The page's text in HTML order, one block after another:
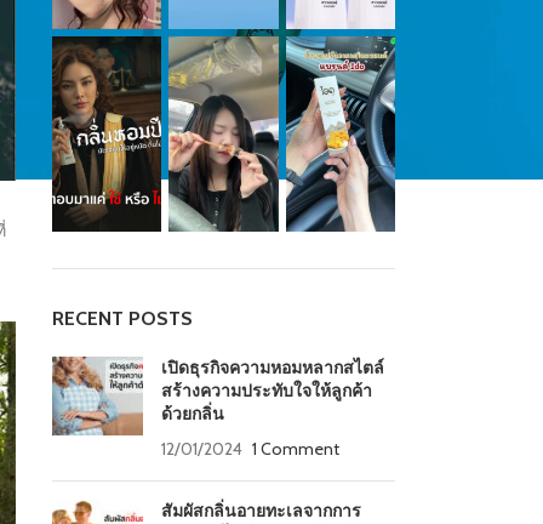
RECENT POSTS
เปิดธุรกิจความหอมหลากสไตล์
สร้างความประทับใจให้ลูกค้า
ด้วยกลิ่น
12/01/2024 1 Comment
สัมผัสกลิ่นอายทะเลจากการ